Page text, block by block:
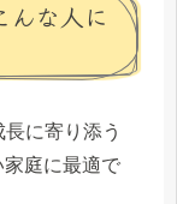
んな人に
に寄り添う
庭に最適で